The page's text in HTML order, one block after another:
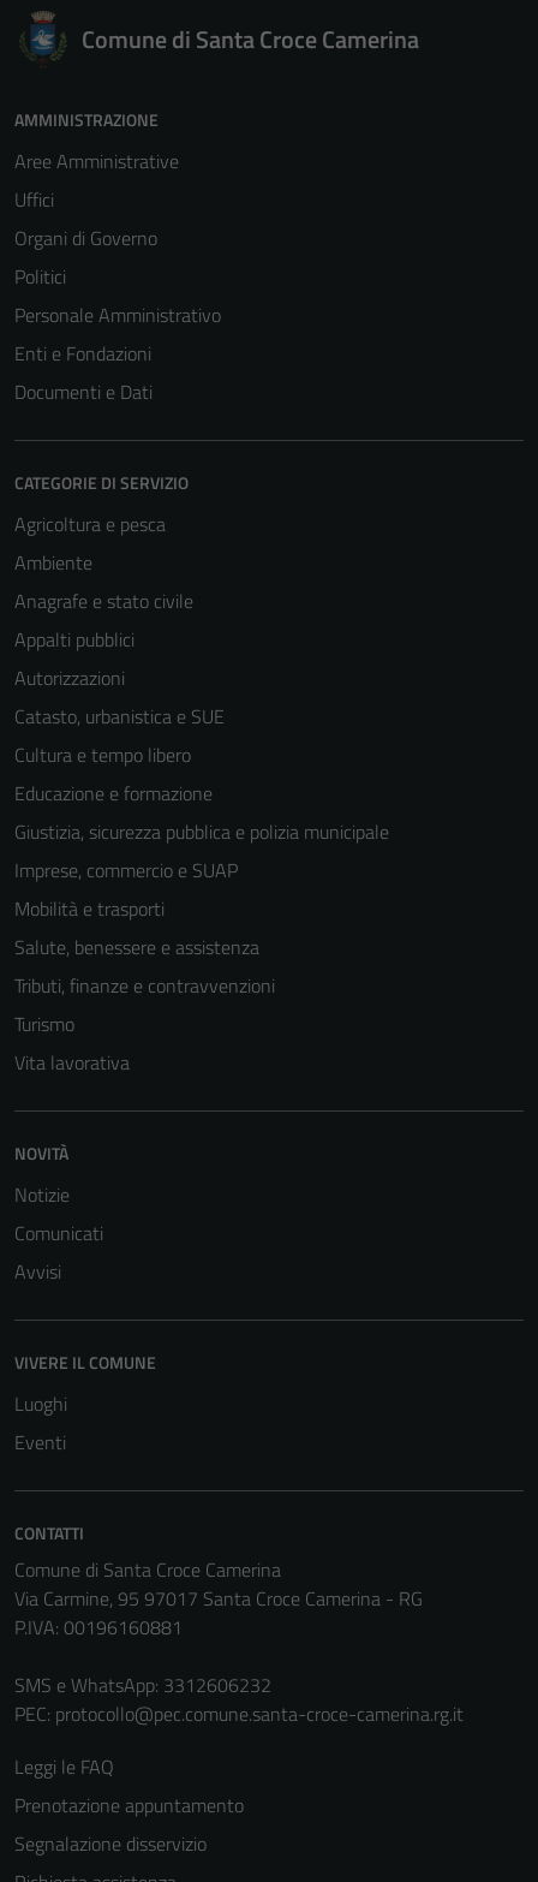
Comune di Santa Croce Camerina
AMMINISTRAZIONE
Aree Amministrative
Uffici
Organi di Governo
Politici
Personale Amministrativo
Enti e Fondazioni
Documenti e Dati
CATEGORIE DI SERVIZIO
Agricoltura e pesca
Ambiente
Anagrafe e stato civile
Appalti pubblici
Autorizzazioni
Catasto, urbanistica e SUE
Cultura e tempo libero
Educazione e formazione
Giustizia, sicurezza pubblica e polizia municipale
Imprese, commercio e SUAP
Mobilità e trasporti
Salute, benessere e assistenza
Tributi, finanze e contravvenzioni
Turismo
Vita lavorativa
NOVITÀ
Notizie
Comunicati
Avvisi
VIVERE IL COMUNE
Luoghi
Eventi
CONTATTI
Comune di Santa Croce Camerina
Via Carmine, 95 97017 Santa Croce Camerina - RG
P.IVA: 00196160881
SMS e WhatsApp: 3312606232
PEC: protocollo@pec.comune.santa-croce-camerina.rg.it
Leggi le FAQ
Prenotazione appuntamento
Segnalazione disservizio
disabilitati.